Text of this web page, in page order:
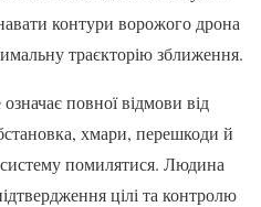
контури ворожого дрона
траєкторію зближення.
повної відмови від
хмари, перешкоди й
помилятися. Людина
цілі та контролю